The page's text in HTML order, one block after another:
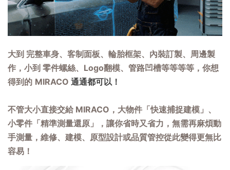
大到 完整車身、客制面板、輪胎框架、內裝訂製、周邊製
作 ，小到 零件螺絲、Logo翻模、管路凹槽等等等等，你想
得到的 MIRACO 通通都可以！
不管大小直接交給 MIRACO，大物件「快速捕捉建模」、
小零件「精準測量還原」，讓你省時又省力，無需再麻煩動
手測量，維修、建模、原型設計或品質管控從此變得更無比
容易！